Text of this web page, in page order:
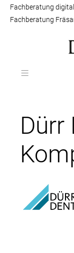
Fachberatung
Fachberatung
Dürr